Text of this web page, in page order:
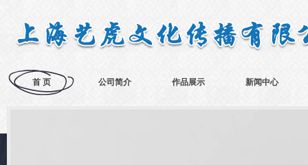
首 页 公司简介 作品展示 新闻中心